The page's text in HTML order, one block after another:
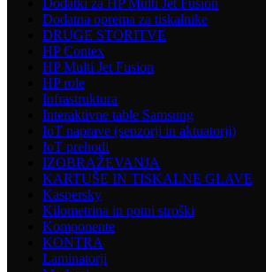
Dodatki za HP Multi Jet Fusion
Dodatna oprema za tiskalnike
DRUGE STORITVE
HP Contex
HP Multi Jet Fusion
HP role
Infrastruktura
Interaktivne table Samsung
IoT naprave (senzorji in aktuatorji)
IoT prehodi
IZOBRAŽEVANJA
KARTUŠE IN TISKALNE GLAVE
Kaspersky
Kilometrina in potni stroški
Komponente
KONTRA
Laminatorji